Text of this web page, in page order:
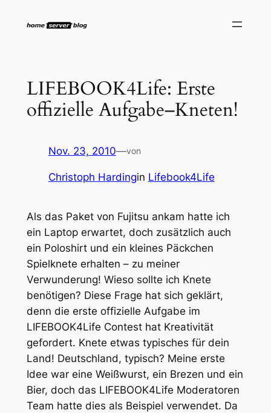
Inhalt
LIFEBOOK4Life: Erste
offizielle Aufgabe–Kneten!
Nov. 23, 2010—von
Christoph Hardingin Lifebook4Life
Als das Paket von Fujitsu ankam hatte ich
ein Laptop erwartet, doch zusätzlich auch
ein Poloshirt und ein kleines Päckchen
Spielknete erhalten – zu meiner
Verwunderung! Wieso sollte ich Knete
benötigen? Diese Frage hat sich geklärt,
denn die erste offizielle Aufgabe im
LIFEBOOK4Life Contest hat Kreativität
gefordert. Knete etwas typisches für dein
Land! Deutschland, typisch? Meine erste
Idee war eine Weißwurst, ein Brezen und ein
Bier, doch das LIFEBOOK4Life Moderatoren
Team hatte dies als Beispiel verwendet. Da